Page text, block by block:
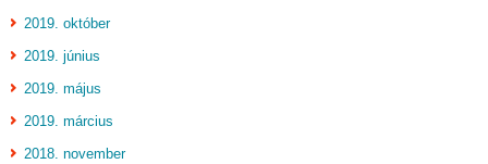
2019. október
2019. június
2019. május
2019. március
2018. november